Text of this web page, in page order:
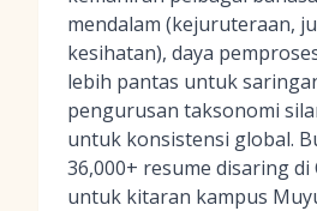
mendalam (kejuruteraan,
kesihatan), daya
lebih pantas untuk
pengurusan taksonomi
untuk konsistensi global.
36,000+ resume disaring di
untuk kitaran kampus